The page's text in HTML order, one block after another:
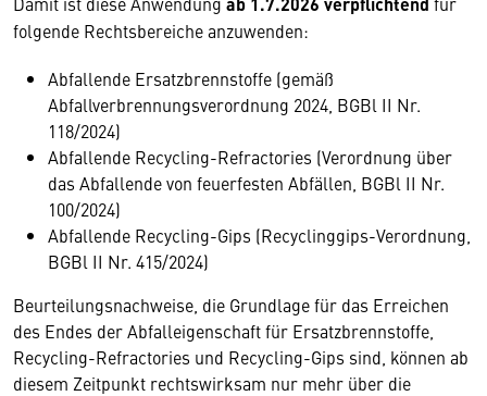
folgende Rechtsbereiche anzuwenden:
Abfallende Ersatzbrennstoffe (gemäß
Abfallverbrennungsverordnung 2024, BGBl II Nr.
118/2024)
Abfallende Recycling-Refractories (Verordnung über
das Abfallende von feuerfesten Abfällen, BGBl II Nr.
100/2024)
Abfallende Recycling-Gips (Recyclinggips-Verordnung,
BGBl II Nr. 415/2024)
Beurteilungsnachweise, die Grundlage für das Erreichen
des Endes der Abfalleigenschaft für Ersatzbrennstoffe,
Recycling-Refractories und Recycling-Gips sind, können ab
diesem Zeitpunkt rechtswirksam nur mehr über die